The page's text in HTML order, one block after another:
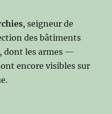
, seigneur de
des bâtiments
, dont les armes —
encore visibles sur